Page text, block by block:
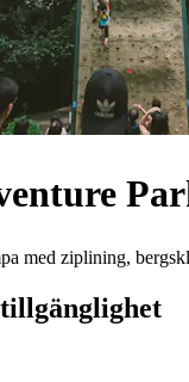
med ziplining,